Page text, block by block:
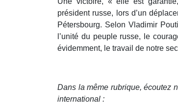
président russe, lors d’un
Pétersbourg. Selon Vladimir
l’unité du peuple russe, le
évidemment, le travail de notre
Dans la même rubrique, écoutez
international :